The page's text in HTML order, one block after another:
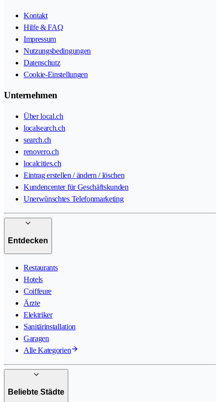
Kontakt
Hilfe & FAQ
Impressum
Nutzungsbedingungen
Datenschutz
Cookie-Einstellungen
Unternehmen
Über local.ch
localsearch.ch
search.ch
renovero.ch
localcities.ch
Eintrag erstellen / ändern / löschen
Kundencenter für Geschäftskunden
Unerwünschtes Telefonmarketing
Entdecken
Restaurants
Hotels
Coiffeure
Ärzte
Elektriker
Sanitärinstallation
Garagen
Alle Kategorien
Beliebte Städte